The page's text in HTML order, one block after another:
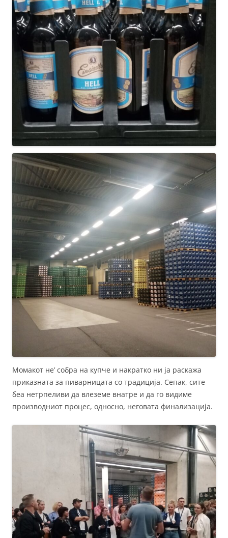
Момакот не’ собра на купче и накратко ни ја раскажа
приказната за пиварницата со традиција. Сепак, сите
беа нетрпеливи да влеземе внатре и да го видиме
производниот процес, односно, неговата финализација.